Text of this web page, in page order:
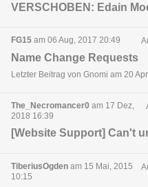
VERSCHOBEN: Edain
FG15 am 06 Aug, 2017 20:49
Name Change Requests
Letzter Beitrag von Gnomi am 20
The_Necromancer0 am 17 Dez,
2018 16:39
[Website Support] Can't
TiberiusOgden am 15 Mai, 2015
10:15